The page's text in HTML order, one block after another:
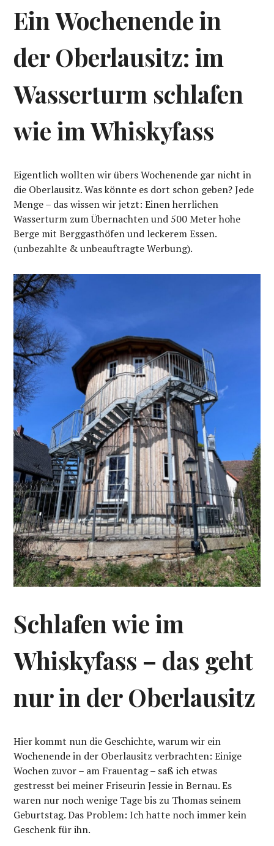
Ein Wochenende in
der Oberlausitz: im
Wasserturm schlafen
wie im Whiskyfass
Eigentlich wollten wir übers Wochenende gar nicht in
die Oberlausitz. Was könnte es dort schon geben? Jede
Menge – das wissen wir jetzt: Einen herrlichen
Wasserturm zum Übernachten und 500 Meter hohe
Berge mit Berggasthöfen und leckerem Essen.
(unbezahlte & unbeauftragte Werbung).
Schlafen wie im
Whiskyfass – das geht
nur in der Oberlausitz
Hier kommt nun die Geschichte, warum wir ein
Wochenende in der Oberlausitz verbrachten: Einige
Wochen zuvor – am Frauentag – saß ich etwas
gestresst bei meiner Friseurin Jessie in Bernau. Es
waren nur noch wenige Tage bis zu Thomas seinem
Geburtstag. Das Problem: Ich hatte noch immer kein
Geschenk für ihn.